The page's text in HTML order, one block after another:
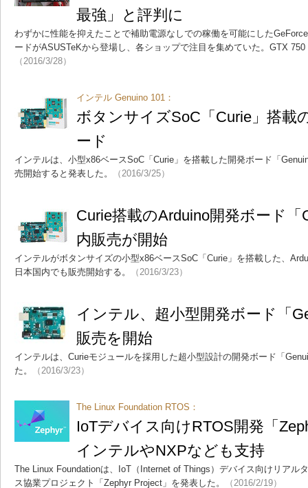
最強」と評判に
わずかに性能を抑えたことで補助電源なしでの稼働を可能にした
ードがASUSTeKから登場し、各ショップで注目を集めていた。GTX
（2016/3/28）
インテル Genuino 101：
ボタンサイズSoC「Curie」搭載
ード
インテルは、小型x86ベースSoC「Curie」を搭載した開発ボード「
売開始すると発表した。
（2016/3/25）
Curie搭載のArduino開発ボード「
内販売が開始
インテルがボタンサイズの小型x86ベースSoC「Curie」を搭載した、
日本国内でも販売開始する。
（2016/3/23）
インテル、超小型開発ボード「
販売を開始
インテルは、Curieモジュールを採用した超小型設計の開発ボード「
た。
（2016/3/23）
The Linux Foundation RTOS：
IoTデバイス向けRTOS開発「
インテルやNXPなども支持
The Linux Foundationは、IoT（Internet of Things）デバイス向けリアル
ス協業プロジェクト「Zephyr Project」を発表した。
（2016/2/19）